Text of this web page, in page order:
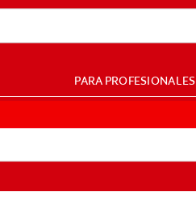
PARA PROFESIONALES